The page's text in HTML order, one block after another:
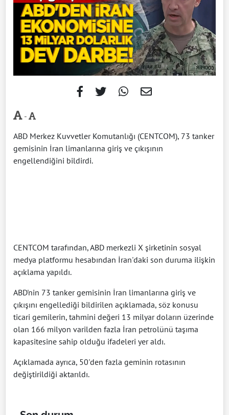
-
ABD Merkez Kuvvetler Komutanlığı (CENTCOM), 73 tanker
gemisinin İran limanlarına giriş ve çıkışının
engellendiğini bildirdi.
CENTCOM tarafından, ABD merkezli X şirketinin sosyal
medya platformu hesabından İran'daki son duruma ilişkin
açıklama yapıldı.
ABD'nin 73 tanker gemisinin İran limanlarına giriş ve
çıkışını engellediği bildirilen açıklamada, söz konusu
ticari gemilerin, tahmini değeri 13 milyar doların üzerinde
olan 166 milyon varilden fazla İran petrolünü taşıma
kapasitesine sahip olduğu ifadeleri yer aldı.
Açıklamada ayrıca, 50'den fazla geminin rotasının
değiştirildiği aktarıldı.